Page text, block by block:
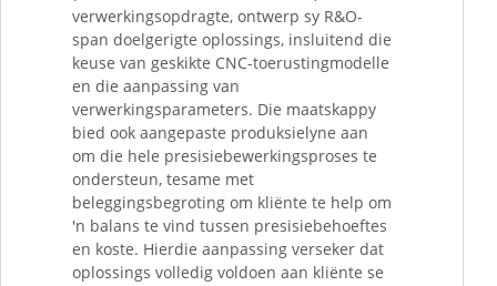
verwerkingsopdragte, ontwerp sy R&O-
span doelgerigte oplossings, insluitend die
keuse van geskikte CNC-toerustingmodelle
en die aanpassing van
verwerkingsparameters. Die maatskappy
bied ook aangepaste produksielyne aan
om die hele presisiebewerkingsproses te
ondersteun, tesame met
beleggingsbegroting om kliënte te help om
'n balans te vind tussen presisiebehoeftes
en koste. Hierdie aanpassing verseker dat
oplossings volledig voldoen aan kliënte se